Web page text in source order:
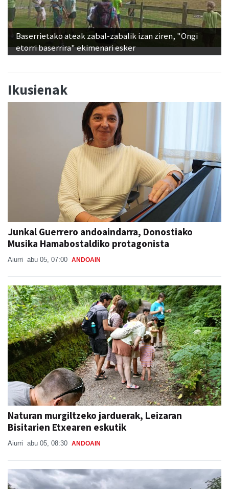
Baserrietako ateak zabal-zabalik izan ziren, "Ongi
etorri baserrira" ekimenari esker
Ikusienak
Junkal Guerrero andoaindarra, Donostiako
Musika Hamabostaldiko protagonista
Aiurri abu 05, 07:00 ANDOAIN
Naturan murgiltzeko jarduerak, Leizaran
Bisitarien Etxearen eskutik
Aiurri abu 05, 08:30 ANDOAIN